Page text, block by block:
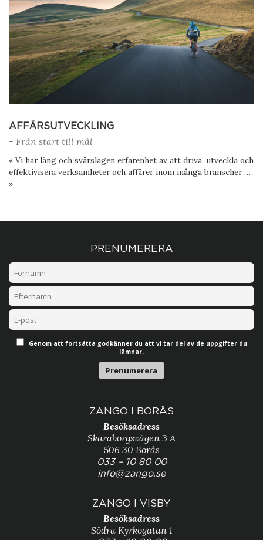
AFFÄRSUTVECKLING
- Från start till mål
« Vi har lång och svårslagen erfarenhet av att driva, utveckla och
effektivisera verksamheter och affärer inom många branscher …
»
PRENUMERERA
Genom att fortsätta godkänner du att vi tar del av de uppgifter du
lämnar.
ZANGO I BORÅS
Besöksadress
Skaraborgsvägen 3 A
506 30 Borås
033 – 10 80 00
info@zango.se
ZANGO I VISBY
Besöksadress
Södra Kyrkogatan 1